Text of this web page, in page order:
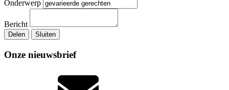
Onderwerp
Bericht
Delen Sluiten
Onze nieuwsbrief